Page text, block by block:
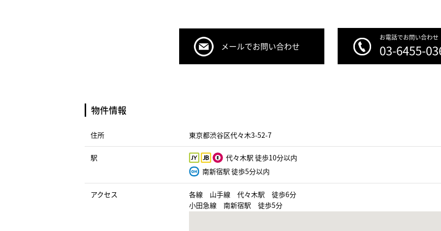
メールでお問い合わせ
お電話でお問い合わせ
03-6455-
物件情報
住所 東京都渋谷区代々木3-52-7
駅
代々木駅 徒歩10分以内
南新宿駅 徒歩5分以内
アクセス
各線 山手線 代々木駅 徒歩6分
小田急線 南新宿駅 徒歩5分